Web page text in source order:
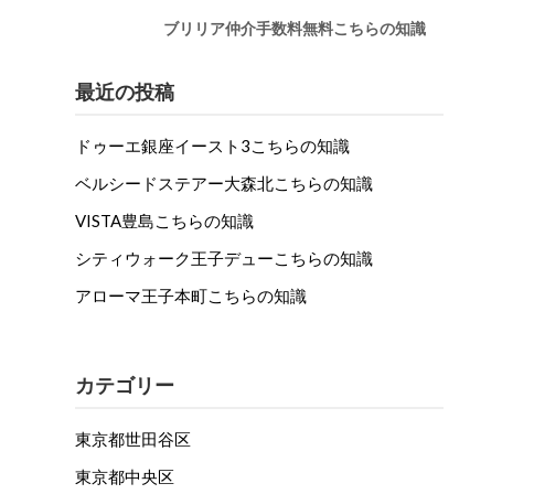
ブリリア仲介手数料無料こちらの知識
最近の投稿
ドゥーエ銀座イースト3こちらの知識
ベルシードステアー大森北こちらの知識
VISTA豊島こちらの知識
シティウォーク王子デューこちらの知識
アローマ王子本町こちらの知識
カテゴリー
東京都世田谷区
東京都中央区